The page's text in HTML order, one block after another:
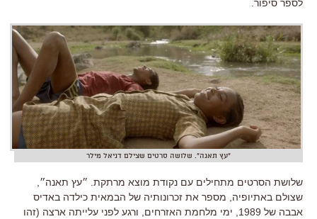
לספר סיפור
"עץ תאנה". שלושה סרטים שצילם דניאל מילר
שלושת הסרטים מתחילים עם נקודת מוצא מרתקת. ״עץ תאנה״,
שצולם באתיופיה, מספר את זכרונותיה של הבמאית כילדה באדיס
אבבה של 1989, ימי מלחמת האזרחים, ורגע לפני עלייתה ארצה (זהו